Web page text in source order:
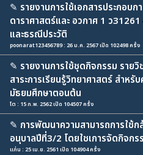
✎ รายงานการใช้เอกสารประกอบก
ดาราศาสตร์และ อวกาศ 1 ว
และธรณีประวัติ
poonarat123456789 : 26 ม.ค. 2567 เปิด 102498 ครั้ง
✎ รายงานการใช้ชุดกิจกรรม ราย
สาระการเรียนรู้วิทยาศาสตร์ สำห
มัธยมศึกษาตอนต้น
โต : 15 ก.พ. 2562 เปิด 104507 ครั้ง
✎ การพัฒนาความสามารถการใช้ก
อนุบาลปีที่3/2 โดยใชเการจัดกิจกร
แก่น : 25 เม.ย. 2561 เปิด 104904 ครั้ง